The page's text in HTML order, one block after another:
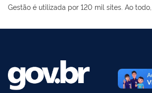
Gestão é utilizada por 120 mil sites. Ao